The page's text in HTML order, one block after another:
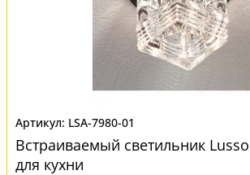
LSA-7980-01
Встраиваемый светильник
для кухни